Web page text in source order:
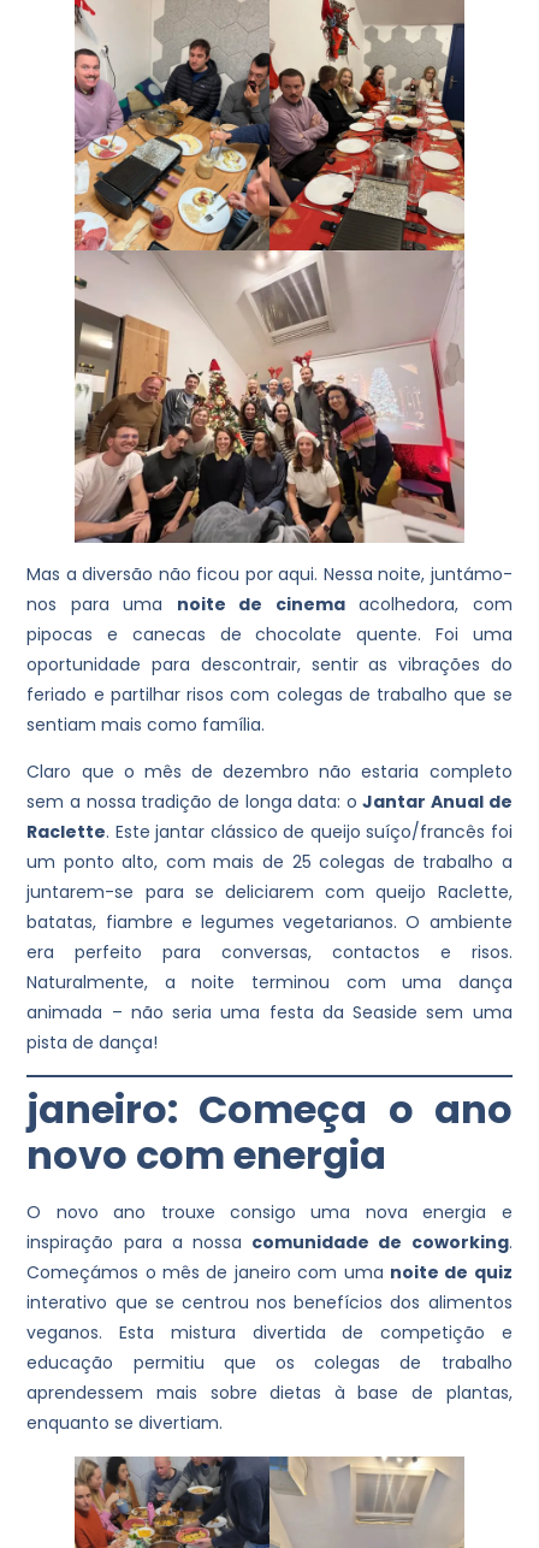
Mas a diversão não ficou por aqui. Nessa noite, juntámo-
nos para uma noite de cinemaacolhedora, com
pipocas e canecas de chocolate quente. Foi uma
oportunidade para descontrair, sentir as vibrações do
feriado e partilhar risos com colegas de trabalho que se
sentiam mais como família.
Claro que o mês de dezembro não estaria completo
sem a nossa tradição de longa data: oJantar Anual de
Raclette. Este jantar clássico de queijo suíço/francês foi
um ponto alto, com mais de 25 colegas de trabalho a
juntarem-se para se deliciarem com queijo Raclette,
batatas, fiambre e legumes vegetarianos. O ambiente
era perfeito para conversas, contactos e risos.
Naturalmente, a noite terminou com uma dança
animada – não seria uma festa da Seaside sem uma
pista de dança!
janeiro: Começa o ano
novo com energia
O novo ano trouxe consigo uma nova energia e
inspiração para a nossa comunidade de coworking.
Começámos o mês de janeiro com uma noite de quiz
interativo que se centrou nos benefícios dos alimentos
veganos. Esta mistura divertida de competição e
educação permitiu que os colegas de trabalho
aprendessem mais sobre dietas à base de plantas,
enquanto se divertiam.